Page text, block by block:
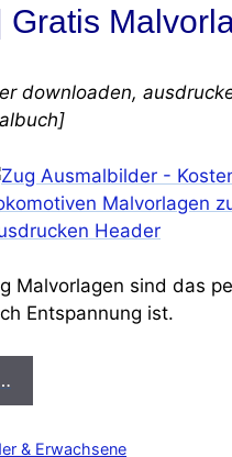
Gratis
downloaden,
Malvorlagen sind das
Entspannung ist.
& Erwachsene